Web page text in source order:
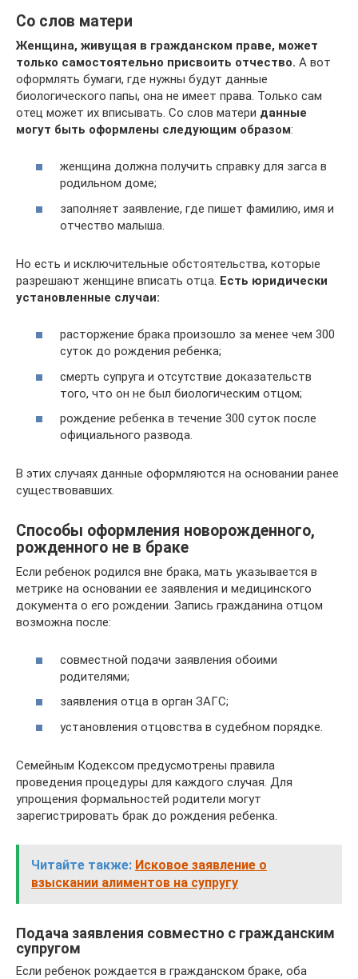
Со слов матери
Женщина, живущая в гражданском праве, может
только самостоятельно присвоить отчество. А вот
оформлять бумаги, где нужны будут данные
биологического папы, она не имеет права. Только сам
отец может их вписывать. Со слов матери данные
могут быть оформлены следующим образом:
женщина должна получить справку для загса в
родильном доме;
заполняет заявление, где пишет фамилию, имя и
отчество малыша.
Но есть и исключительные обстоятельства, которые
разрешают женщине вписать отца. Есть юридически
установленные случаи:
расторжение брака произошло за менее чем 300
суток до рождения ребенка;
смерть супруга и отсутствие доказательств
того, что он не был биологическим отцом;
рождение ребенка в течение 300 суток после
официального развода.
В этих случаях данные оформляются на основании ранее
существовавших.
Способы оформления новорожденного,
рожденного не в браке
Если ребенок родился вне брака, мать указывается в
метрике на основании ее заявления и медицинского
документа о его рождении. Запись гражданина отцом
возможна после:
совместной подачи заявления обоими
родителями;
заявления отца в орган ЗАГС;
установления отцовства в судебном порядке.
Семейным Кодексом предусмотрены правила
проведения процедуры для каждого случая. Для
упрощения формальностей родители могут
зарегистрировать брак до рождения ребенка.
Читайте также: Исковое заявление о
взыскании алиментов на супругу
Подача заявления совместно с гражданским
супругом
Если ребенок рождается в гражданском браке, оба